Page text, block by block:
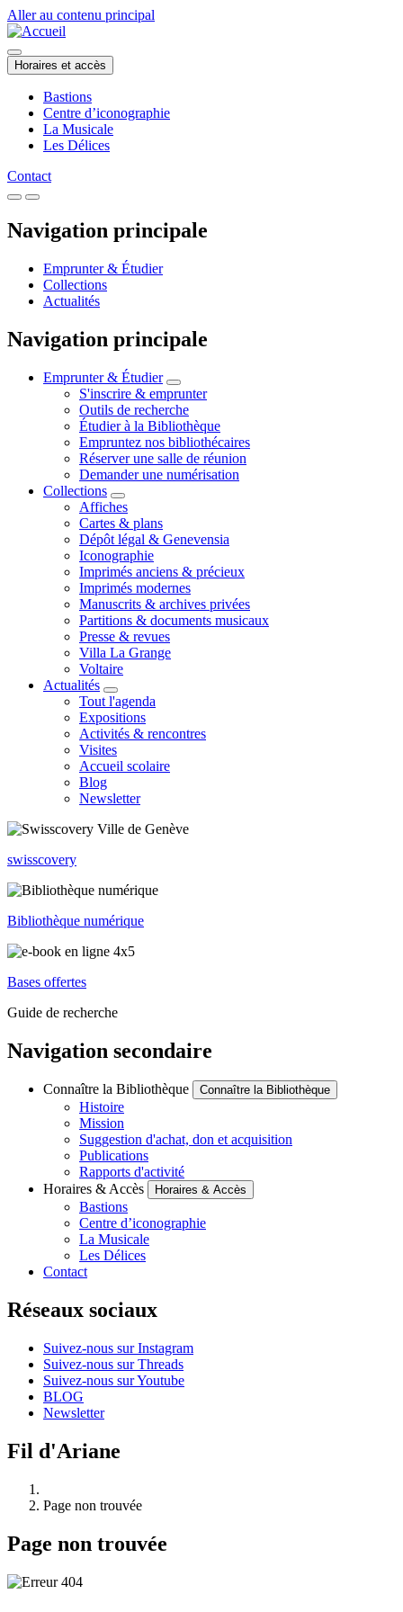
Aller au contenu principal
Horaires et accès
Bastions
Centre d’iconographie
La Musicale
Les Délices
Contact
Navigation principale
Emprunter & Étudier
Collections
Actualités
Navigation principale
Emprunter & Étudier
S'inscrire & emprunter
Outils de recherche
Étudier à la Bibliothèque
Empruntez nos bibliothécaires
Réserver une salle de réunion
Demander une numérisation
Collections
Affiches
Cartes & plans
Dépôt légal & Genevensia
Iconographie
Imprimés anciens & précieux
Imprimés modernes
Manuscrits & archives privées
Partitions & documents musicaux
Presse & revues
Villa La Grange
Voltaire
Actualités
Tout l'agenda
Expositions
Activités & rencontres
Visites
Accueil scolaire
Blog
Newsletter
swisscovery
Bibliothèque numérique
Bases offertes
Guide de recherche
Navigation secondaire
Connaître la Bibliothèque Connaître la Bibliothèque
Histoire
Mission
Suggestion d'achat, don et acquisition
Publications
Rapports d'activité
Horaires & Accès
Horaires & Accès
Bastions
Centre d’iconographie
La Musicale
Les Délices
Contact
Réseaux sociaux
Suivez-nous sur Instagram
Suivez-nous sur Threads
Suivez-nous sur Youtube
BLOG
Newsletter
Fil d'Ariane
Page non trouvée
Page non trouvée